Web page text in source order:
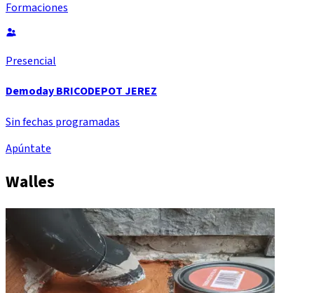
Formaciones
Presencial
Demoday BRICODEPOT JEREZ
Sin fechas programadas
Apúntate
Walles